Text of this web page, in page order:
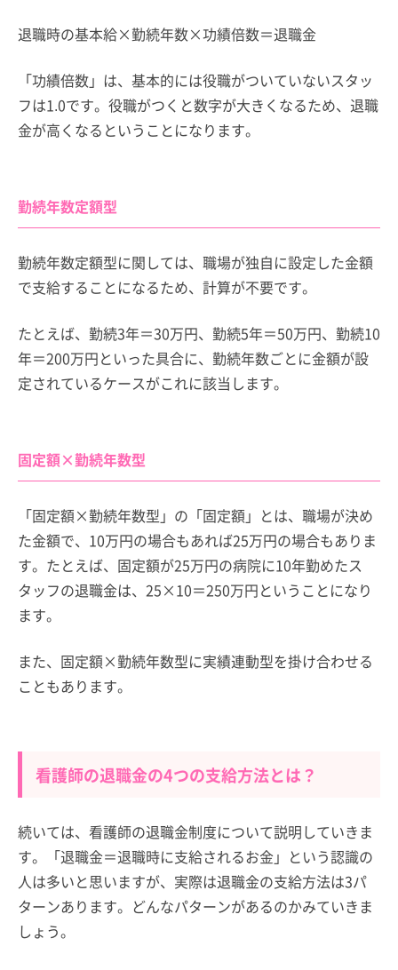
退職時の基本給×勤続年数×功績倍数＝退職金
「功績倍数」は、基本的には役職がついていないスタッ
フは1.0です。役職がつくと数字が大きくなるため、退職
金が高くなるということになります。
勤続年数定額型
勤続年数定額型に関しては、職場が独自に設定した金額
で支給することになるため、計算が不要です。
たとえば、勤続3年＝30万円、勤続5年＝50万円、勤続10
年＝200万円といった具合に、勤続年数ごとに金額が設
定されているケースがこれに該当します。
固定額×勤続年数型
「固定額×勤続年数型」の「固定額」とは、職場が決め
た金額で、10万円の場合もあれば25万円の場合もありま
す。たとえば、固定額が25万円の病院に10年勤めたス
タッフの退職金は、25×10＝250万円ということになり
ます。
また、固定額×勤続年数型に実績連動型を掛け合わせる
こともあります。
看護師の退職金の4つの支給方法とは？
続いては、看護師の退職金制度について説明していきま
す。「退職金＝退職時に支給されるお金」という認識の
人は多いと思いますが、実際は退職金の支給方法は3パ
ターンあります。どんなパターンがあるのかみていきま
しょう。